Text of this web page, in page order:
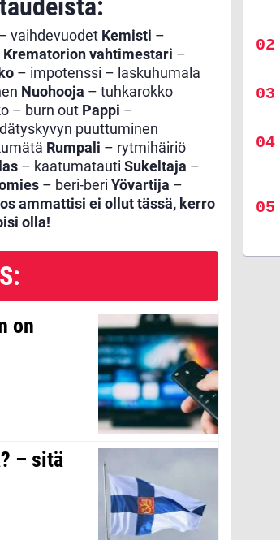
vaihdevuodet Kemisti –
Krematorion vahtimestari –
– impotenssi – laskuhumala
Nuohooja – tuhkarokko
– burn out Pappi –
puuttuminen
Rumpali – rytmihäiriö
– kaatumatauti Sukeltaja –
– beri-beri Yövartija –
ammattisi ei ollut tässä, kerro
olla!
on
– sitä